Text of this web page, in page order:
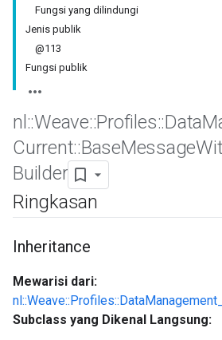
Fungsi yang dilindungi
Jenis publik
@113
Fungsi publik
nl ::Weave::Profiles::Data
Current::BaseMessage
Builder
Ringkasan
Inheritance
Mewarisi dari:
Subclass yang Dikenal Langsung: